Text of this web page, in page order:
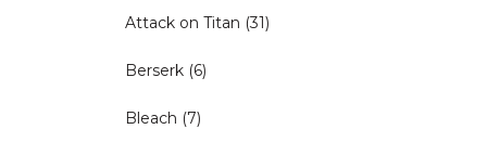
Attack on Titan (31)
Berserk (6)
Bleach (7)